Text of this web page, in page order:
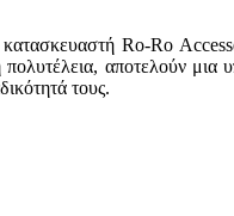
Ro-Ro
αποτελούν
τους.